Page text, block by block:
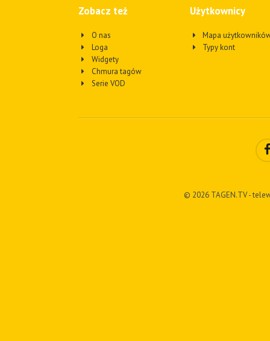
Zobacz też
O nas
Loga
Widgety
Chmura tagów
Serie VOD
Użytkownicy
Mapa
Typy kont
© 2026 TAGEN.TV -